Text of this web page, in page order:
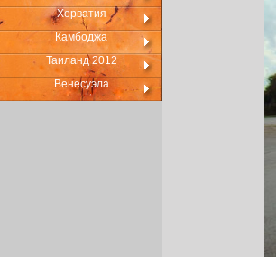
Хорватия
Камбоджа
Таиланд 2012
Венесуэла